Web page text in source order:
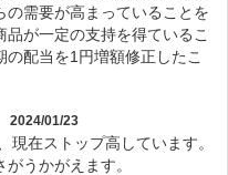
の需要が高まっていることを
が一定の支持を得ているこ
配当を1円増額修正したこ
2024/01/23
在ストップ高しています。
うかがえます。